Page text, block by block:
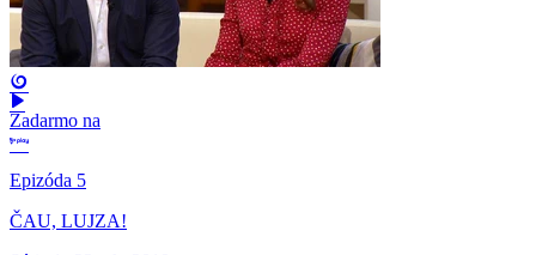
Zadarmo na
Epizóda 5
ČAU, LUJZA!